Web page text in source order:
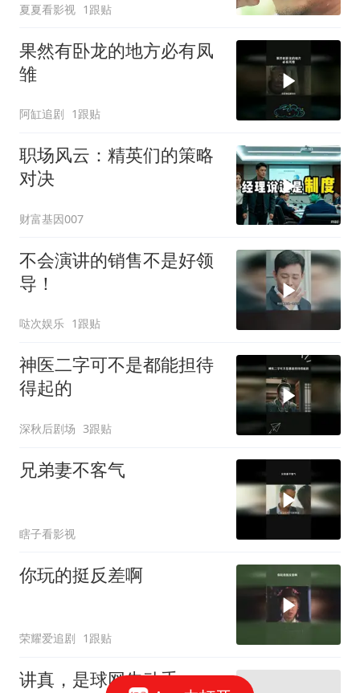
夏夏看影视 1跟贴
果然有卧龙的地方必有凤
雏
阿缸追剧 1跟贴
职场风云：精英们的策略
对决
财富基因007
不会演讲的销售不是好领
导！
哒次娱乐 1跟贴
神医二字可不是都能担待
得起的
深秋后剧场 3跟贴
兄弟妻不客气
瞎子看影视
你玩的挺反差啊
荣耀爱追剧 1跟贴
讲真，是球网先动手